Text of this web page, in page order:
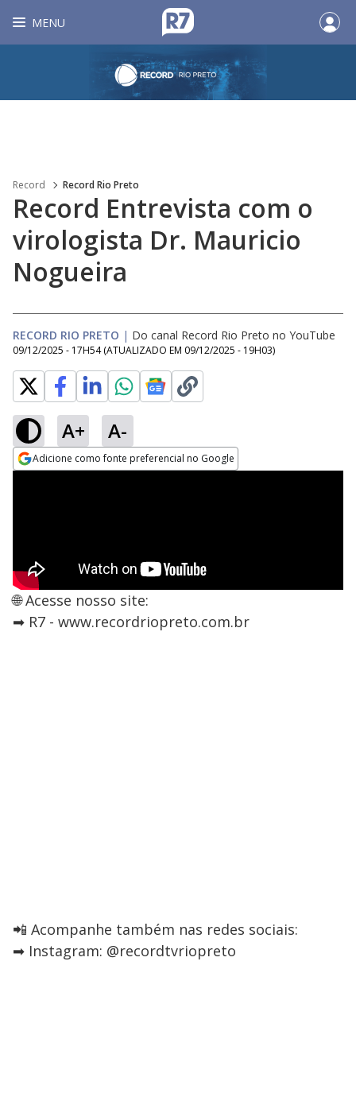
MENU
Record Record Rio Preto
Record Entrevista com o
virologista Dr. Mauricio
Nogueira
RECORD RIO PRETO | Do canal Record Rio Preto no YouTube
09/12/2025 - 17H54 (ATUALIZADO EM 09/12/2025 - 19H03)
A+ A-
Adicione como fonte preferencial no Google
🌐 Acesse nosso site:
➡ R7 - www.recordriopreto.com.br
📲 Acompanhe também nas redes sociais:
➡ Instagram: @recordtvriopreto